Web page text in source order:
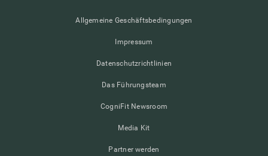
Allgemeine Geschäftsbedingungen
Impressum
Datenschutzrichtlinien
Das Führungsteam
CogniFit Newsroom
Media Kit
Partner werden